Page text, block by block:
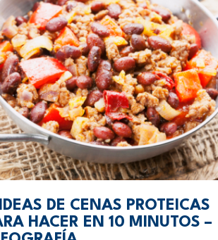
DE CENAS PROTEICAS
HACER EN 10 MINUTOS –